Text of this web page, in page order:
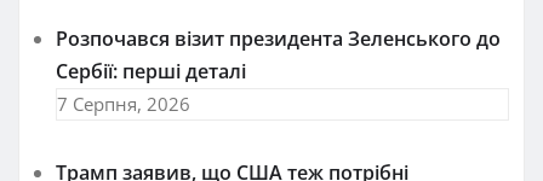
Розпочався візит президента Зеленського до
Сербії: перші деталі
7 Серпня, 2026
Трамп заявив, що США теж потрібні